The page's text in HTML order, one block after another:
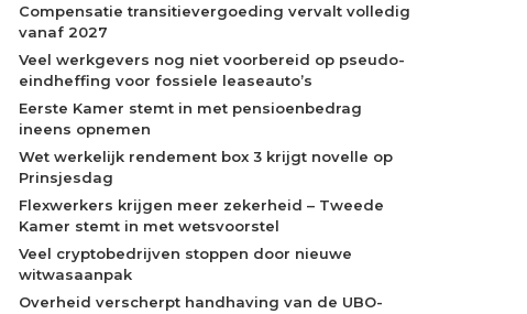
Compensatie transitievergoeding vervalt volledig
vanaf 2027
Veel werkgevers nog niet voorbereid op pseudo-
eindheffing voor fossiele leaseauto’s
Eerste Kamer stemt in met pensioenbedrag
ineens opnemen
Wet werkelijk rendement box 3 krijgt novelle op
Prinsjesdag
Flexwerkers krijgen meer zekerheid – Tweede
Kamer stemt in met wetsvoorstel
Veel cryptobedrijven stoppen door nieuwe
witwasaanpak
Overheid verscherpt handhaving van de UBO-